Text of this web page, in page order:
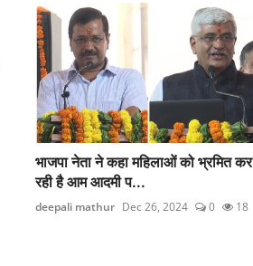
भाजपा नेता ने कहा महिलाओं को भ्रमित कर
रही है आम आदमी प...
deepali mathur Dec 26, 2024 0 18